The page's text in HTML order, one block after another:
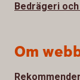
Bedrägeri
Om